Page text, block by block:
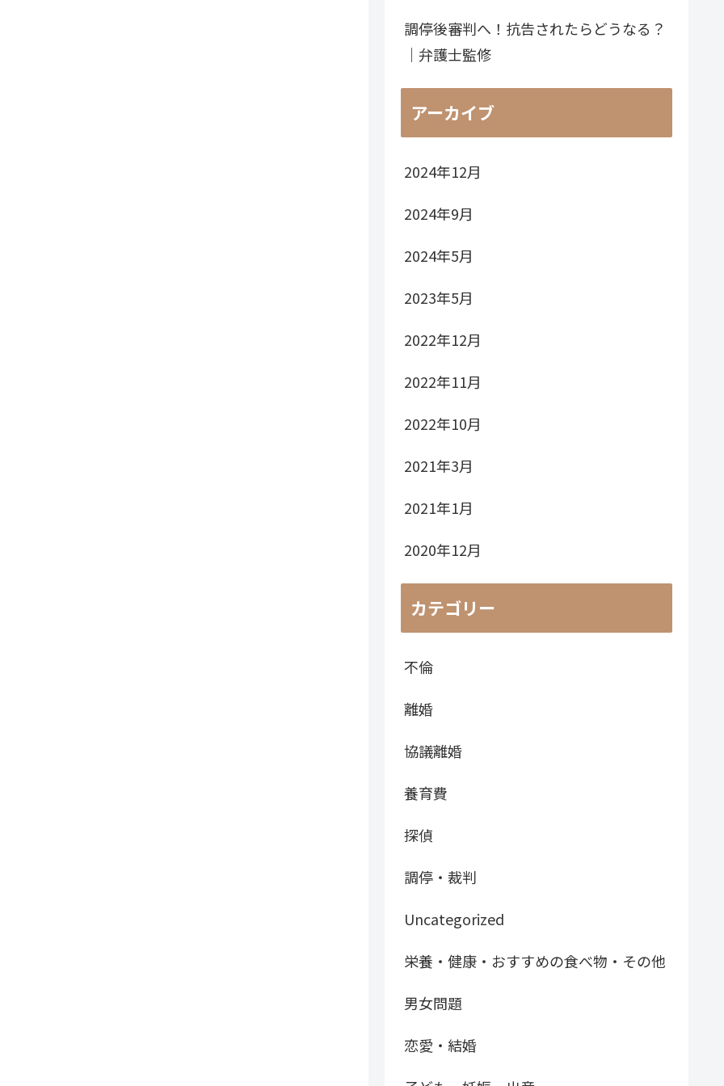
調停後審判へ！抗告されたらどうなる？
｜弁護士監修
アーカイブ
2024年12月
2024年9月
2024年5月
2023年5月
2022年12月
2022年11月
2022年10月
2021年3月
2021年1月
2020年12月
カテゴリー
不倫
離婚
協議離婚
養育費
探偵
調停・裁判
Uncategorized
栄養・健康・おすすめの食べ物・その他
男女問題
恋愛・結婚